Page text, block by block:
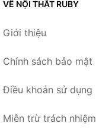
VỀ NỘI THẤT RUBY
Giới thiệu
Chính sách bảo mật
Điều khoản sử dụng
Miễn trừ trách nhiệm